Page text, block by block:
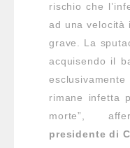
rischio che
ad una velocità
grave. La
acquisendo il
rimane infetta
morte”,
presidente di